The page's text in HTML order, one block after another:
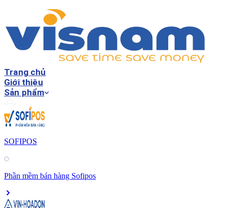
Trang chủ
Giới thiệu
Sản phẩm
SOFIPOS
Phần mềm bán hàng Sofipos